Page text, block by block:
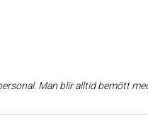
på att man får rätt saker till ett bra pris. Enda nackdelen är att det